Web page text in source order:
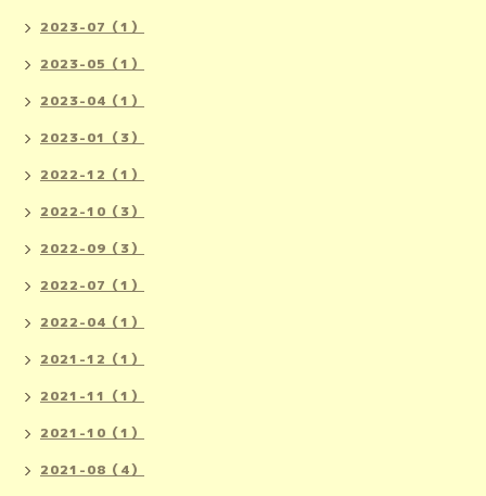
2023-07（1）
2023-05（1）
2023-04（1）
2023-01（3）
2022-12（1）
2022-10（3）
2022-09（3）
2022-07（1）
2022-04（1）
2021-12（1）
2021-11（1）
2021-10（1）
2021-08（4）